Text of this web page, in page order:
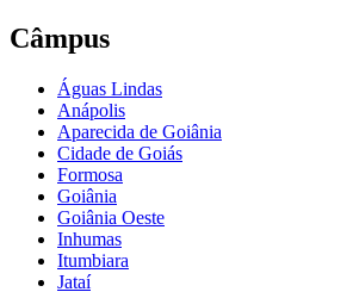
Câmpus
Águas Lindas
Anápolis
Aparecida de Goiânia
Cidade de Goiás
Formosa
Goiânia
Goiânia Oeste
Inhumas
Itumbiara
Jataí